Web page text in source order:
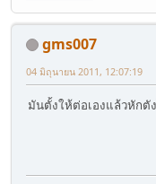
gms007
04 มิถุนายน 2011, 12:07:19
มันตั้งให้ต่อเองแล้วหักตั